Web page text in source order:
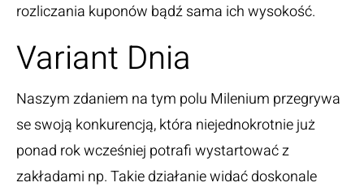
rozliczania kuponów bądź sama ich wysokość.
Variant Dnia
Naszym zdaniem na tym polu Milenium przegrywa
se swoją konkurencją, która niejednokrotnie już
ponad rok wcześniej potrafi wystartować z
zakładami np. Takie działanie widać doskonale